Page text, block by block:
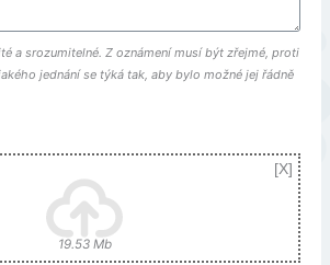
a srozumitelné. Z oznámení musí být zřejmé, proti
jednání se týká tak, aby bylo možné jej řádně
19.53 Mb